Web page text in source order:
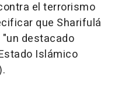
el terrorismo
que Sharifulá
destacado
Islámico